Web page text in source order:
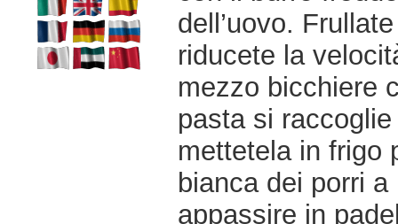
dell’uovo.
riducete la
mezzo bicchiere
pasta si
mettetela in frigo
bianca dei porri
appassire in